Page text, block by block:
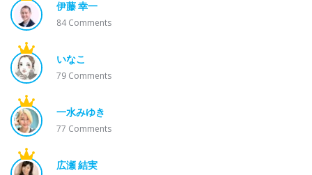
伊藤 幸一
84Comments
いなこ
79 Comments
一水みゆき
77 Comments
広瀬 結実